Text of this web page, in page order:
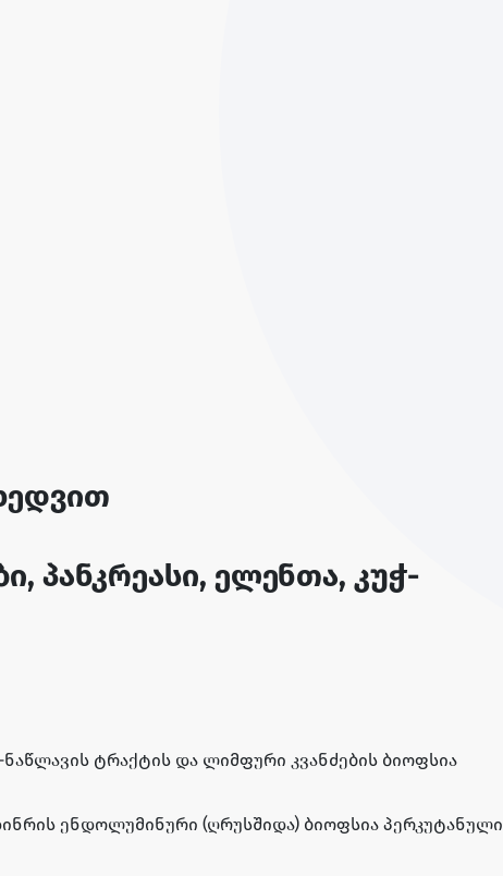
პანკრეასი, ელენთა, კუჭ-
ტრაქტის და ლიმფური კვანძების ბიოფსია
ენდოლუმინური (ღრუსშიდა) ბიოფსია პერკუტანული